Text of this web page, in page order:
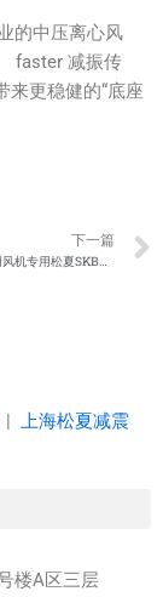
的中压离心风
faster 减振传
来更稳健的“底座
下一篇
高温排油烟厨房专用风机专用松夏SKB型弹簧减震器
| 上海松夏减震
楼A区三层